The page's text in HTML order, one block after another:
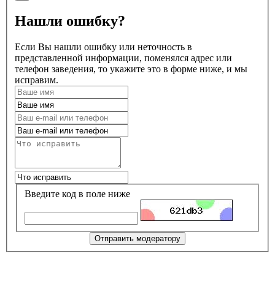
Нашли ошибку?
Если Вы нашли ошибку или неточность в
представленной информации, поменялся адрес или
телефон заведения, то укажите это в форме ниже, и мы
исправим.
Введите код в поле ниже
Отправить модератору